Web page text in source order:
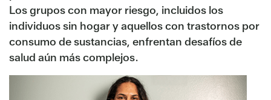
Los grupos con mayor riesgo, incluidos los
individuos sin hogar y aquellos con trastornos por
consumo de sustancias, enfrentan desafíos de
salud aún más complejos.